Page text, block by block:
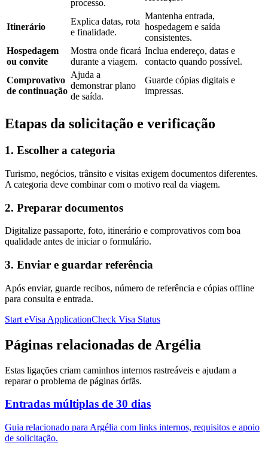
processo.
Itinerário
Explica datas, rota
e finalidade.
Mantenha entrada,
hospedagem e saída
consistentes.
Hospedagem
ou convite
Mostra onde ficará
durante a viagem.
Inclua endereço, datas e
contacto quando possível.
Comprovativo
de continuação
Ajuda a
demonstrar plano
de saída.
Guarde cópias digitais e
impressas.
Etapas da solicitação e verificação
1. Escolher a categoria
Turismo, negócios, trânsito e visitas exigem documentos diferentes.
A categoria deve combinar com o motivo real da viagem.
2. Preparar documentos
Digitalize passaporte, foto, itinerário e comprovativos com boa
qualidade antes de iniciar o formulário.
3. Enviar e guardar referência
Após enviar, guarde recibos, número de referência e cópias offline
para consulta e entrada.
Start eVisa ApplicationCheck Visa Status
Páginas relacionadas de Argélia
Estas ligações criam caminhos internos rastreáveis e ajudam a
reparar o problema de páginas órfãs.
Entradas múltiplas de 30 dias
Guia relacionado para Argélia com links internos, requisitos e apoio
de solicitação.